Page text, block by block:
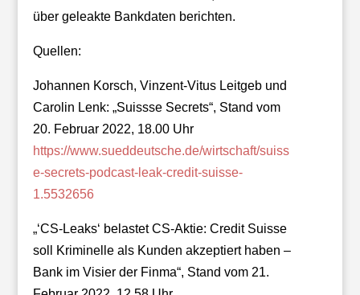
über geleakte Bankdaten berichten.
Quellen:
Johannen Korsch, Vinzent-Vitus Leitgeb und
Carolin Lenk: „Suissse Secrets“, Stand vom
20. Februar 2022, 18.00 Uhr
https://www.sueddeutsche.de/wirtschaft/suiss
e-secrets-podcast-leak-credit-suisse-
1.5532656
„‘CS-Leaks‘ belastet CS-Aktie: Credit Suisse
soll Kriminelle als Kunden akzeptiert haben –
Bank im Visier der Finma“, Stand vom 21.